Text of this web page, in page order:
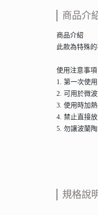
商品介
商品介紹
此款為特殊
使用注意事項
1. 第一次使
2. 可用於微
3. 使用時加
4. 禁止直接
5. 勿讓波蘭
規格說